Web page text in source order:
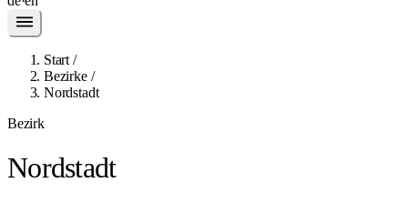
Start /
Bezirke /
Nordstadt
Bezirk
Nordstadt